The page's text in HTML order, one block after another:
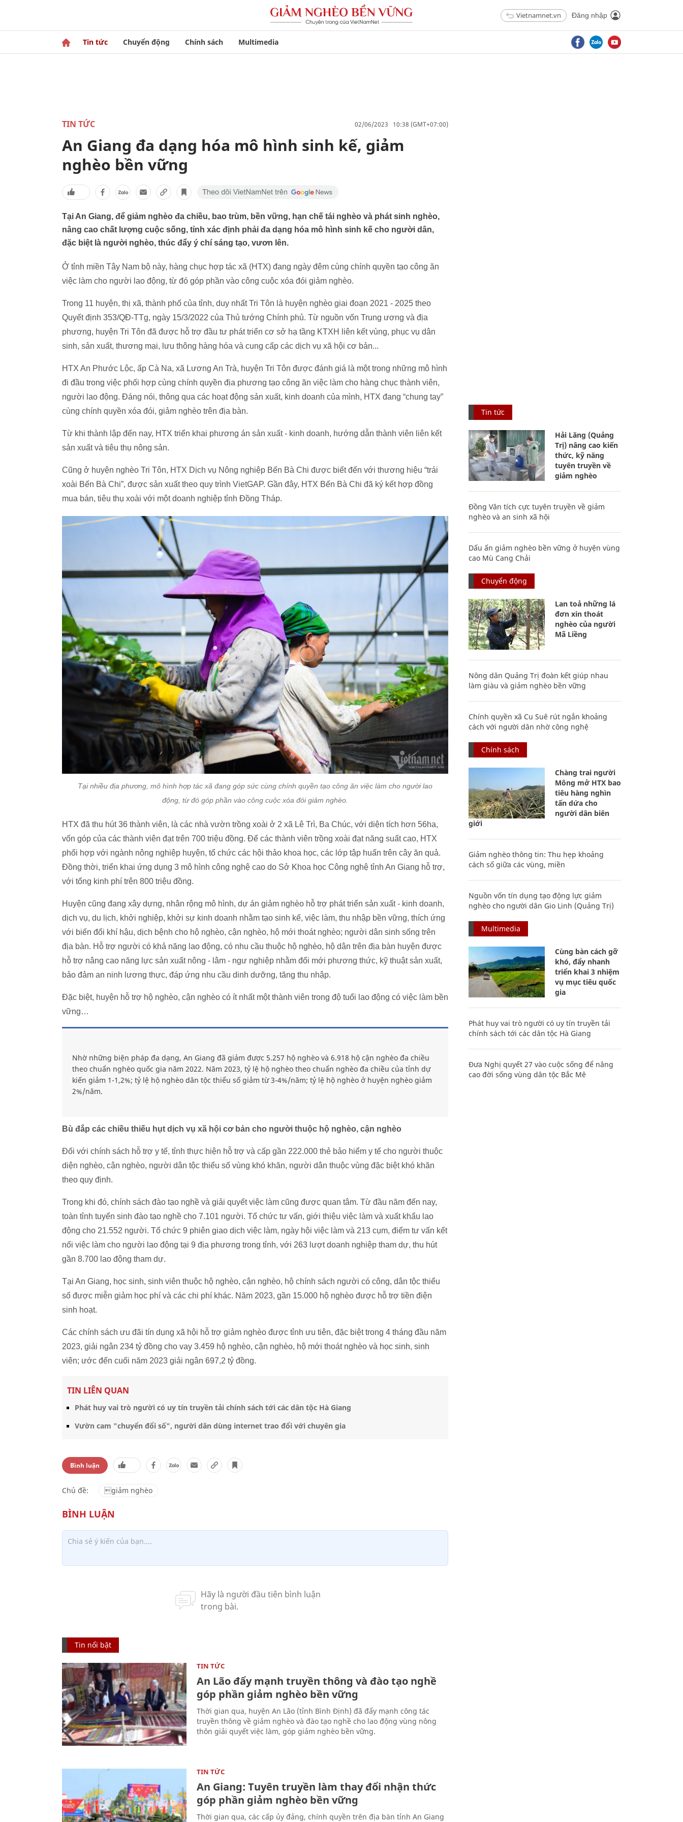
Vietnamnet.vn Đăng nhập
Tin tức Chuyển động Chính sách Multimedia
TIN TỨC 02/06/2023 10:38 (GMT+07:00)
An Giang đa dạng hóa mô hình sinh kế, giảm
nghèo bền vững
Tại An Giang, để giảm nghèo đa chiều, bao trùm, bền vững, hạn chế tái nghèo và phát sinh nghèo,
nâng cao chất lượng cuộc sống, tỉnh xác định phải đa dạng hóa mô hình sinh kế cho người dân,
đặc biệt là người nghèo, thúc đẩy ý chí sáng tạo, vươn lên.
Ở tỉnh miền Tây Nam bộ này, hàng chục hợp tác xã (HTX) đang ngày đêm cùng chính quyền tạo công ăn
việc làm cho người lao động, từ đó góp phần vào công cuộc xóa đói giảm nghèo.
Trong 11 huyện, thị xã, thành phố của tỉnh, duy nhất Tri Tôn là huyện nghèo giai đoạn 2021 - 2025 theo
Quyết định 353/QĐ-TTg, ngày 15/3/2022 của Thủ tướng Chính phủ. Từ nguồn vốn Trung ương và địa
phương, huyện Tri Tôn đã được hỗ trợ đầu tư phát triển cơ sở hạ tầng KTXH liên kết vùng, phục vụ dân
sinh, sản xuất, thương mại, lưu thông hàng hóa và cung cấp các dịch vụ xã hội cơ bản...
HTX An Phước Lộc, ấp Cà Na, xã Lương An Trà, huyện Tri Tôn được đánh giá là một trong những mô hình
đi đầu trong việc phối hợp cùng chính quyền địa phương tạo công ăn việc làm cho hàng chục thành viên,
người lao động. Đáng nói, thông qua các hoạt động sản xuất, kinh doanh của mình, HTX đang “chung tay”
cùng chính quyền xóa đói, giảm nghèo trên địa bàn.
Từ khi thành lập đến nay, HTX triển khai phương án sản xuất - kinh doanh, hướng dẫn thành viên liên kết
sản xuất và tiêu thụ nông sản.
Cũng ở huyện nghèo Tri Tôn, HTX Dịch vụ Nông nghiệp Bến Bà Chi được biết đến với thương hiệu “trái
xoài Bến Bà Chi”, được sản xuất theo quy trình VietGAP. Gần đây, HTX Bến Bà Chi đã ký kết hợp đồng
mua bán, tiêu thụ xoài với một doanh nghiệp tỉnh Đồng Tháp.
Tại nhiều địa phương, mô hình hợp tác xã đang góp sức cùng chính quyền tạo công ăn việc làm cho người lao
động, từ đó góp phần vào công cuộc xóa đói giảm nghèo.
HTX đã thu hút 36 thành viên, là các nhà vườn trồng xoài ở 2 xã Lê Trì, Ba Chúc, với diện tích hơn 56ha,
vốn góp của các thành viên đạt trên 700 triệu đồng. Để các thành viên trồng xoài đạt năng suất cao, HTX
phối hợp với ngành nông nghiệp huyện, tổ chức các hội thảo khoa học, các lớp tập huấn trên cây ăn quả.
Đồng thời, triển khai ứng dụng 3 mô hình công nghệ cao do Sở Khoa học Công nghệ tỉnh An Giang hỗ trợ,
với tổng kinh phí trên 800 triệu đồng.
Huyện cũng đang xây dựng, nhân rộng mô hình, dự án giảm nghèo hỗ trợ phát triển sản xuất - kinh doanh,
dịch vụ, du lịch, khởi nghiệp, khởi sự kinh doanh nhằm tạo sinh kế, việc làm, thu nhập bền vững, thích ứng
với biến đổi khí hậu, dịch bệnh cho hộ nghèo, cận nghèo, hộ mới thoát nghèo; người dân sinh sống trên
địa bàn. Hỗ trợ người có khả năng lao động, có nhu cầu thuộc hộ nghèo, hộ dân trên địa bàn huyện được
hỗ trợ nâng cao năng lực sản xuất nông - lâm - ngư nghiệp nhằm đổi mới phương thức, kỹ thuật sản xuất,
bảo đảm an ninh lương thực, đáp ứng nhu cầu dinh dưỡng, tăng thu nhập.
Đặc biệt, huyện hỗ trợ hộ nghèo, cận nghèo có ít nhất một thành viên trong độ tuổi lao động có việc làm bền
vững…
Nhờ những biện pháp đa dạng, An Giang đã giảm được 5.257 hộ nghèo và 6.918 hộ cận nghèo đa chiều
theo chuẩn nghèo quốc gia năm 2022. Năm 2023, tỷ lệ hộ nghèo theo chuẩn nghèo đa chiều của tỉnh dự
kiến giảm 1-1,2%; tỷ lệ hộ nghèo dân tộc thiểu số giảm từ 3-4%/năm; tỷ lệ hộ nghèo ở huyện nghèo giảm
2%/năm.
Bù đắp các chiều thiếu hụt dịch vụ xã hội cơ bản cho người thuộc hộ nghèo, cận nghèo
Đối với chính sách hỗ trợ y tế, tỉnh thực hiện hỗ trợ và cấp gần 222.000 thẻ bảo hiểm y tế cho người thuộc
diện nghèo, cận nghèo, người dân tộc thiểu số vùng khó khăn, người dân thuộc vùng đặc biệt khó khăn
theo quy định.
Trong khi đó, chính sách đào tạo nghề và giải quyết việc làm cũng được quan tâm. Từ đầu năm đến nay,
toàn tỉnh tuyển sinh đào tạo nghề cho 7.101 người. Tổ chức tư vấn, giới thiệu việc làm và xuất khẩu lao
động cho 21.552 người. Tổ chức 9 phiên giao dịch việc làm, ngày hội việc làm và 213 cụm, điểm tư vấn kết
nối việc làm cho người lao động tại 9 địa phương trong tỉnh, với 263 lượt doanh nghiệp tham dự, thu hút
gần 8.700 lao động tham dự.
Tại An Giang, học sinh, sinh viên thuộc hộ nghèo, cận nghèo, hộ chính sách người có công, dân tộc thiểu
số được miễn giảm học phí và các chi phí khác. Năm 2023, gần 15.000 hộ nghèo được hỗ trợ tiền điện
sinh hoạt.
Các chính sách ưu đãi tín dụng xã hội hỗ trợ giảm nghèo được tỉnh ưu tiên, đặc biệt trong 4 tháng đầu năm
2023, giải ngân 234 tỷ đồng cho vay 3.459 hộ nghèo, cận nghèo, hộ mới thoát nghèo và học sinh, sinh
viên; ước đến cuối năm 2023 giải ngân 697,2 tỷ đồng.
TIN LIÊN QUAN
Phát huy vai trò người có uy tín truyền tải chính sách tới các dân tộc Hà Giang
Vườn cam "chuyển đổi số", người dân dùng internet trao đổi với chuyên gia
Bình luận
Chủ đề: giảm nghèo
Tin nổi bật
TIN TỨC
An Lão đẩy mạnh truyền thông và đào tạo nghề
góp phần giảm nghèo bền vững
Thời gian qua, huyện An Lão (tỉnh Bình Định) đã đẩy mạnh công tác
truyền thông về giảm nghèo và đào tạo nghề cho lao động vùng nông
thôn giải quyết việc làm, góp giảm nghèo bền vững.
TIN TỨC
An Giang: Tuyên truyền làm thay đổi nhận thức
góp phần giảm nghèo bền vững
Thời gian qua, các cấp ủy đảng, chính quyền trên địa bàn tỉnh An Giang
Tin tức
Hải Lăng (Quảng
Trị) nâng cao kiến
thức, kỹ năng
tuyên truyền về
giảm nghèo
Đồng Văn tích cực tuyên truyền về giảm
nghèo và an sinh xã hội
Dấu ấn giảm nghèo bền vững ở huyện vùng
cao Mù Cang Chải
Chuyển động
Lan toả những lá
đơn xin thoát
nghèo của người
Mã Liềng
Nông dân Quảng Trị đoàn kết giúp nhau
làm giàu và giảm nghèo bền vững
Chính quyền xã Cu Suê rút ngắn khoảng
cách với người dân nhờ công nghệ
Chính sách
Chàng trai người
Mông mở HTX bao
tiêu hàng nghìn
tấn dứa cho
người dân biên
giới
Giảm nghèo thông tin: Thu hẹp khoảng
cách số giữa các vùng, miền
Nguồn vốn tín dụng tạo động lực giảm
nghèo cho người dân Gio Linh (Quảng Trị)
Multimedia
Cùng bàn cách gỡ
khó, đẩy nhanh
triển khai 3 nhiệm
vụ mục tiêu quốc
gia
Phát huy vai trò người có uy tín truyền tải
chính sách tới các dân tộc Hà Giang
Đưa Nghị quyết 27 vào cuộc sống để nâng
cao đời sống vùng dân tộc Bắc Mê